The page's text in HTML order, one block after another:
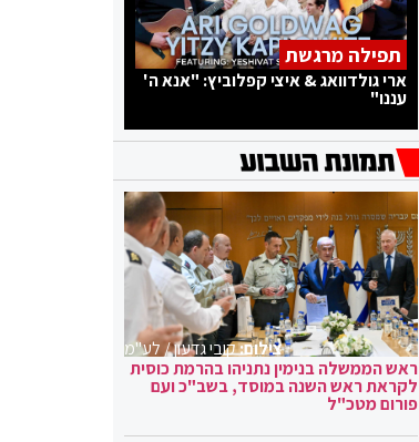
תפילה מרגשת
ארי גולדוואג & איצי קפלוביץ: "אנא ה'
עננו"
צילום:קובי גדעון / לע"מ
ראש הממשלה בנימין נתניהו בהרמת כוסית
לקראת ראש השנה במוסד, בשב"כ ועם
פורום מטכ"ל